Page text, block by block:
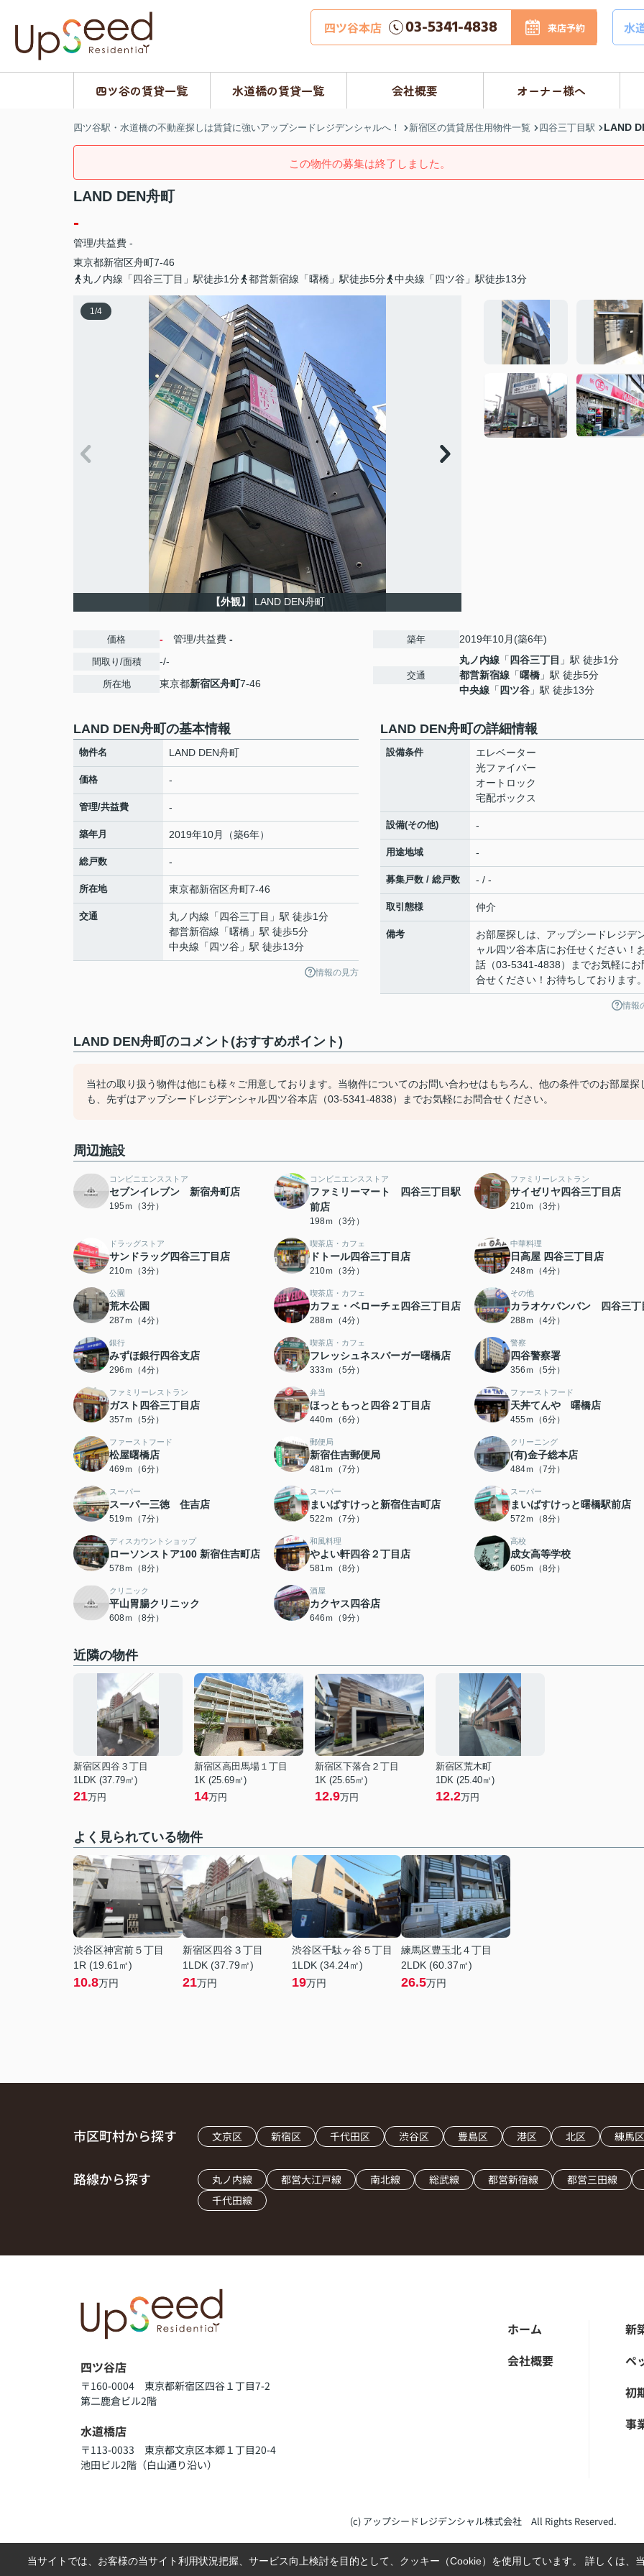
四ツ谷本店 03-5341-4838 来店予約 水
四ツ谷の賃貸一覧 水道橋の賃貸一覧 会社概要 オーナー様へ
四ツ谷駅・水道橋の不動産探しは賃貸に強いアップシードレジデンシャルへ！ 新宿区の賃貸居住用物件一覧 四谷三丁目駅 LAND
この物件の募集は終了しました。
LAND DEN舟町
-
管理/共益費 -
東京都新宿区舟町7-46
丸ノ内線「四谷三丁目」駅徒歩1分
都営新宿線「曙橋」駅徒歩5分 中央線「四ツ谷」駅徒歩13分
1/4
【外観】 LAND DEN舟町
価格 - 管理/共益費 -
間取り/面積 -/-
所在地 東京都新宿区舟町7-46
築年 2019年10月(築6年)
交通
丸ノ内線 「 四谷三丁目 」駅 徒歩1分
都営新宿線 「曙橋 」駅 徒歩5分
中央線 「 四ツ谷 」駅 徒歩13分
LAND DEN舟町の基本情報
物件名 LAND DEN舟町
価格 -
管理/共益費 -
築年月 2019年10月（築6年）
総戸数 -
所在地 東京都新宿区舟町7-46
交通 丸ノ内線 「四谷三丁目 」駅 徒歩1分
都営新宿線 「曙橋 」駅 徒歩5分
中央線 「四ツ谷 」駅 徒歩13分
情報の見方
LAND DEN舟町の詳細情報
設備条件
エレベーター
光ファイバー
オートロック
宅配ボックス
設備(その他) -
用途地域 -
募集戸数 / 総戸数 - / -
取引態様 仲介
備考
お部屋探しは、アップシードレジデ
ャル四ツ谷本店にお任せください！
話（03-5341-4838）までお気軽にお
合せください！お待ちしております
情報
LAND DEN舟町のコメント(おすすめポイント)
当社の取り扱う物件は他にも様々ご用意しております。当物件についてのお問い合わせはもちろん、他の条件でのお部屋探
も、先ずはアップシードレジデンシャル四ツ谷本店（03-5341-4838）までお気軽にお問合せください。
周辺施設
コンビニエンスストア
セブンイレブン 新宿舟町店
195ｍ（3分）
コンビニエンスストア
ファミリーマート 四谷三丁目駅
前店
198ｍ（3分）
ファミリーレストラン
サイゼリヤ四谷三丁目店
210ｍ（3分）
ドラッグストア
サンドラッグ四谷三丁目店
210ｍ（3分）
喫茶店・カフェ
ドトール四谷三丁目店
210ｍ（3分）
中華料理
日高屋 四谷三丁目店
248ｍ（4分）
公園
荒木公園
287ｍ（4分）
喫茶店・カフェ
カフェ・ベローチェ四谷三丁目店
288ｍ（4分）
その他
カラオケバンバン 四谷三丁
288ｍ（4分）
銀行
みずほ銀行四谷支店
296ｍ（4分）
喫茶店・カフェ
フレッシュネスバーガー曙橋店
333ｍ（5分）
警察
四谷警察署
356ｍ（5分）
ファミリーレストラン
ガスト四谷三丁目店
357ｍ（5分）
弁当
ほっともっと四谷２丁目店
440ｍ（6分）
ファーストフード
天丼てんや 曙橋店
455ｍ（6分）
ファーストフード
松屋曙橋店
469ｍ（6分）
郵便局
新宿住吉郵便局
481ｍ（7分）
クリーニング
(有)金子総本店
484ｍ（7分）
スーパー
スーパー三徳 住吉店
519ｍ（7分）
スーパー
まいばすけっと新宿住吉町店
522ｍ（7分）
スーパー
まいばすけっと曙橋駅前店
572ｍ（8分）
ディスカウントショップ
ローソンストア100 新宿住吉町店
578ｍ（8分）
和風料理
やよい軒四谷２丁目店
581ｍ（8分）
高校
成女高等学校
605ｍ（8分）
クリニック
平山胃腸クリニック
608ｍ（8分）
酒屋
カクヤス四谷店
646ｍ（9分）
近隣の物件
新宿区四谷３丁目
1LDK (37.79㎡)
21万円
新宿区高田馬場１丁目
1K (25.69㎡)
14万円
新宿区下落合２丁目
1K (25.65㎡)
12.9万円
新宿区荒木町
1DK (25.40㎡)
12.2万円
よく見られている物件
渋谷区神宮前５丁目
1R (19.61㎡)
10.8万円
新宿区四谷３丁目
1LDK (37.79㎡)
21万円
渋谷区千駄ヶ谷５丁目
1LDK (34.24㎡)
19万円
練馬区豊玉北４丁目
2LDK (60.37㎡)
26.5万円
市区町村から探す 文京区 新宿区 千代田区 渋谷区 豊島区 港区 北区 練馬区
路線から探す 丸ノ内線 都営大江戸線 南北線 総武線 都営新宿線
都営三田線
千代田線
四ツ谷店
〒160-0004 東京都新宿区四谷１丁目7-2
第二鹿倉ビル2階
水道橋店
〒113-0033 東京都文京区本郷１丁目20-4
池田ビル2階（白山通り沿い）
ホーム
会社概要
新
ペ
初
事
(c) アップシードレジデンシャル株式会社 All Rights Reserved.
当サイトでは、お客様の当サイト利用状況把握、サービス向上検討を目的として、クッキー（Cookie）を使用しています。 詳しくは、